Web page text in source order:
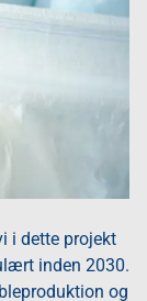
i dette projekt
inden 2030.
og